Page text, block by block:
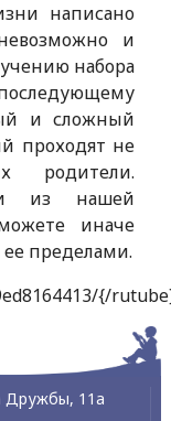
написано
и
набора
и сложный
проходят не
из нашей
иначе
ее пределами.
{/
Дружбы, 11а